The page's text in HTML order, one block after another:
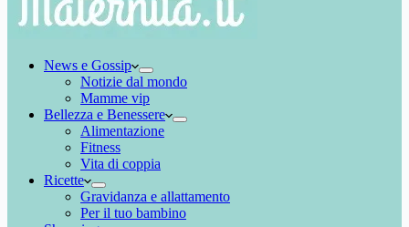
News e Gossip
Notizie dal mondo
Mamme vip
Bellezza e Benessere
Alimentazione
Fitness
Vita di coppia
Ricette
Gravidanza e allattamento
Per il tuo bambino